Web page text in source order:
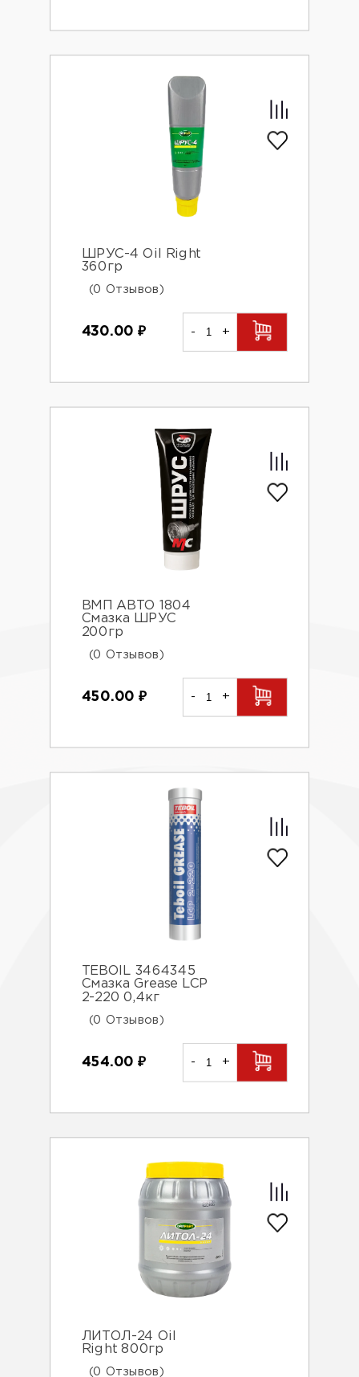
ШРУС-4 Oil Right
360гр
(0 Отзывов)
430.00 ₽ - +
ВМП АВТО 1804
Смазка ШРУС
200гр
(0 Отзывов)
450.00 ₽ - +
TEBOIL 3464345
Смазка Grease LCP
2-220 0,4кг
(0 Отзывов)
454.00 ₽ - +
ЛИТОЛ-24 Oil
Right 800гр
(0 Отзывов)